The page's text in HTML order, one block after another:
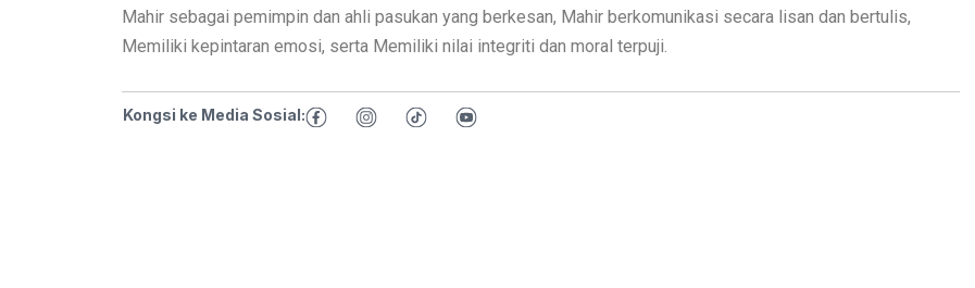
Mahir sebagai pemimpin dan ahli pasukan yang berkesan, Mahir berkomunikasi secara lisan dan bertulis,
Memiliki kepintaran emosi, serta Memiliki nilai integriti dan moral terpuji.
Kongsi ke Media Sosial: